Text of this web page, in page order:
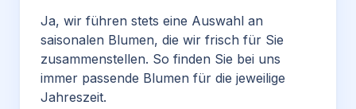
Ja, wir führen stets eine Auswahl an
saisonalen Blumen, die wir frisch für Sie
zusammenstellen. So finden Sie bei uns
immer passende Blumen für die jeweilige
Jahreszeit.